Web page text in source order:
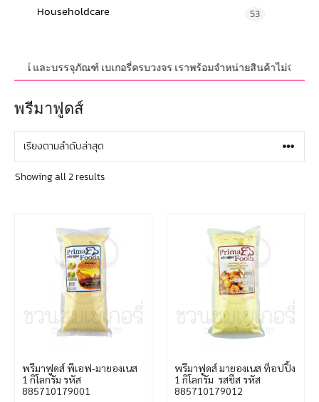
Householdcare 53
รณ์ และบรรจุภัณฑ์ เบเกอรี่ครบวงจร เราพร้อมจำหน่ายสินค้าไม่จำกัด
พรีมาฟูดส์
Showing all 2 results
พรีมาฟูดส์ พีเอฟ-มายองเนส
1 กิโลกรัม รหัส
885710179001
พรีมาฟูดส์ มายองเนส ท็อปปิ้ง
1 กิโลกรัม รสชีส รหัส
885710179012